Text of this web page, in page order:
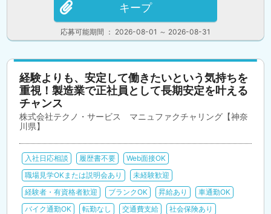
応募可能期間 ： 2026-08-01 ～ 2026-08-31
キープ
経験よりも、安定して働きたいという気持ちを
重視！製造業で正社員として長期安定を叶える
チャンス
株式会社テクノ・サービス マニュファクチャリング【神奈
川県】
入社日応相談 履歴書不要
Web面接OK
職場見学OKまたは説明会あり
未経験歓迎
経験者・有資格者歓迎
ブランクOK 昇給あり
車通勤OK
バイク通勤OK
転勤なし 交通費支給
社会保険あり